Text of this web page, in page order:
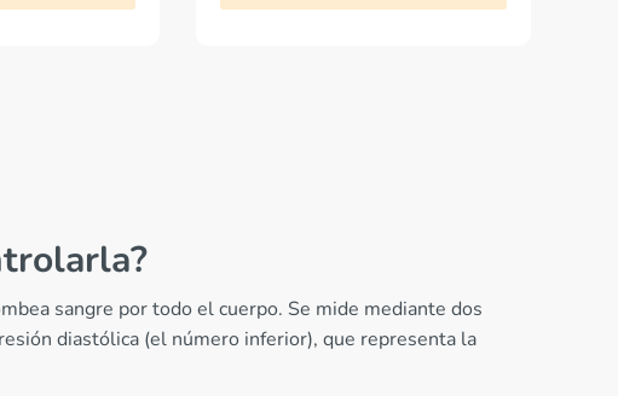
sangre por todo el cuerpo. Se mide mediante dos
diastólica (el número inferior), que representa la